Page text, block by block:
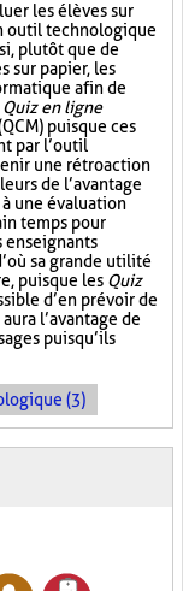
les élèves sur
outil technologique
plutôt que de
sur papier, les
afin de
Quiz en ligne
puisque ces
par l’outil
une rétroaction
de l’avantage
une évaluation
temps pour
enseignants
sa grande utilité
puisque les Quiz
d’en prévoir de
l’avantage de
puisqu’ils
(3)